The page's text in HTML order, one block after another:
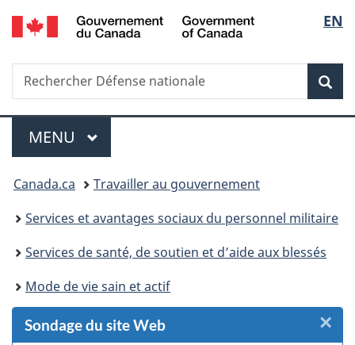
Passer
au
des
Passer
au
principal
Passer
à
Au
du
Passer
à
version
simplifiée
de
la
EN
Recherche
Rechercher
Défense
Menu
MENU PRINCIPAL
Vous
êtes
ici :
Canada.ca
Travailler au gouvernement
Services et avantages sociaux du personnel militaire
Services de santé, de soutien et d’aide aux blessés
Mode de vie sain et actif
Sondage du site Web ×